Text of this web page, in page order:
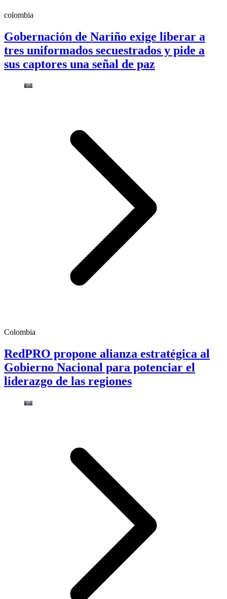
colombia
Gobernación de Nariño exige liberar a
tres uniformados secuestrados y pide a
sus captores una señal de paz
Colombia
RedPRO propone alianza estratégica al
Gobierno Nacional para potenciar el
liderazgo de las regiones